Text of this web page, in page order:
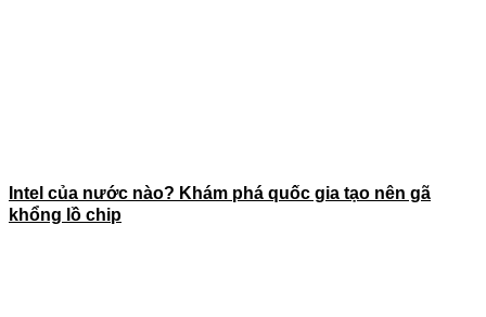
Intel của nước nào? Khám phá quốc gia tạo nên gã
khổng lồ chip